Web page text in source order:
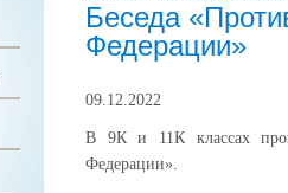
Беседа
Федерации»
09.12.2022
В 9К и 11К классах
Федерации».